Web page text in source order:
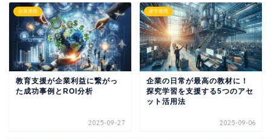
企業連携
教育支援が企業利益に繋がっ
た成功事例とROI分析
2025-09-27
産学連携
企業の日常が最高の教材に！
探究学習を支援する5つのアセ
ット活用法
2025-09-06